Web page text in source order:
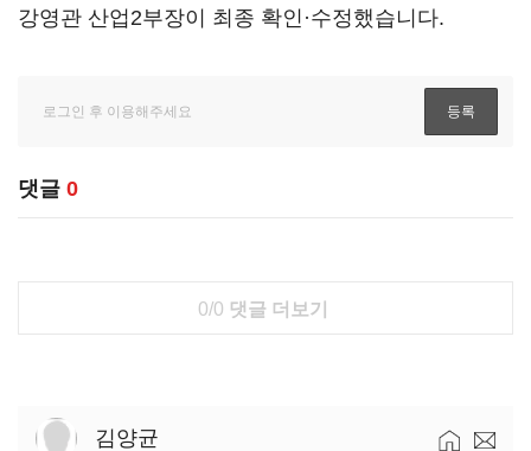
강영관 산업2부장이 최종 확인·수정했습니다.
댓글 0
0/0 댓글 더보기
김양균